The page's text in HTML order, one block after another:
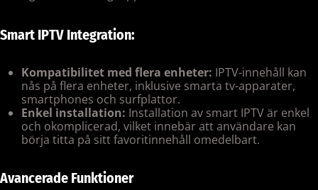
Smart IPTV Integration:
Kompatibilitet med flera enheter: IPTV-innehåll kan
nås på flera enheter, inklusive smarta tv-apparater,
smartphones och surfplattor.
Enkel installation: Installation av smart IPTV är enkel
och okomplicerad, vilket innebär att användare kan
börja titta på sitt favoritinnehåll omedelbart.
Avancerade Funktioner